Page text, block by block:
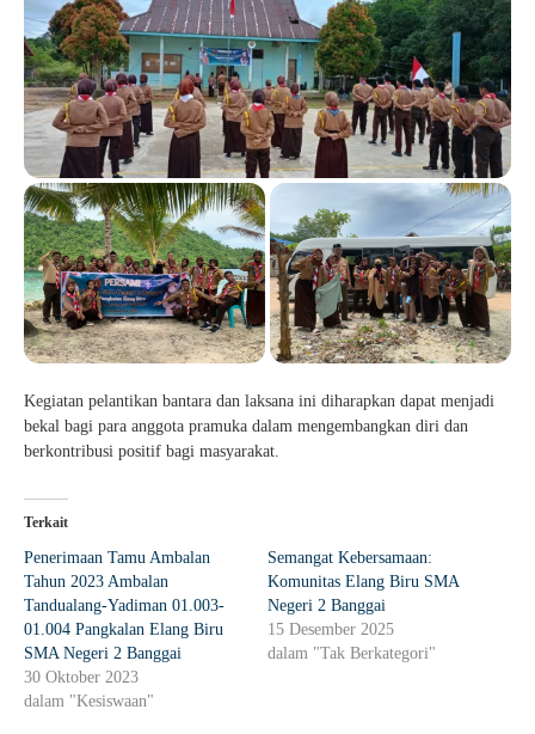
Kegiatan pelantikan bantara dan laksana ini diharapkan dapat menjadi
bekal bagi para anggota pramuka dalam mengembangkan diri dan
berkontribusi positif bagi masyarakat.
Terkait
Penerimaan Tamu Ambalan
Tahun 2023 Ambalan
Tandualang-Yadiman 01.003-
01.004 Pangkalan Elang Biru
SMA Negeri 2 Banggai
30 Oktober 2023
dalam "Kesiswaan"
Semangat Kebersamaan:
Komunitas Elang Biru SMA
Negeri 2 Banggai
15 Desember 2025
dalam "Tak Berkategori"